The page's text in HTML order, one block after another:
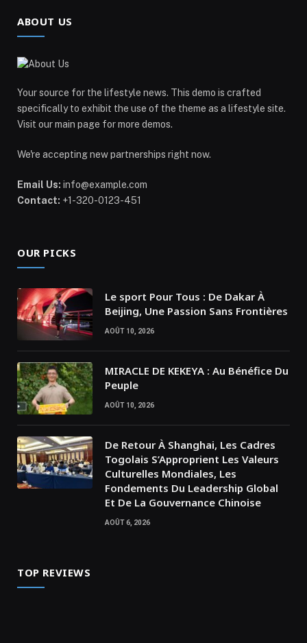
ABOUT US
Your source for the lifestyle news. This demo is crafted
specifically to exhibit the use of the theme as a lifestyle site.
Visit our main page for more demos.
We're accepting new partnerships right now.
Email Us: info@example.com
Contact: +1-320-0123-451
OUR PICKS
Le sport Pour Tous : De Dakar À
Beijing, Une Passion Sans Frontières
AOÛT 10, 2026
MIRACLE DE KEKEYA : Au Bénéfice Du
Peuple
AOÛT 10, 2026
De Retour À Shanghai, Les Cadres
Togolais S’Approprient Les Valeurs
Culturelles Mondiales, Les
Fondements Du Leadership Global
Et De La Gouvernance Chinoise
AOÛT 6, 2026
TOP REVIEWS